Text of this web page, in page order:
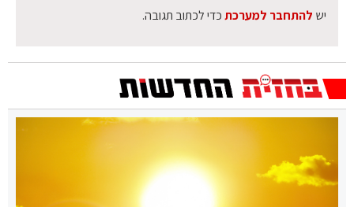
יש להתחבר למערכתכדי לכתוב תגובה.